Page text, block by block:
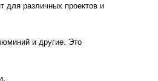
для различных проектов и
и другие. Это